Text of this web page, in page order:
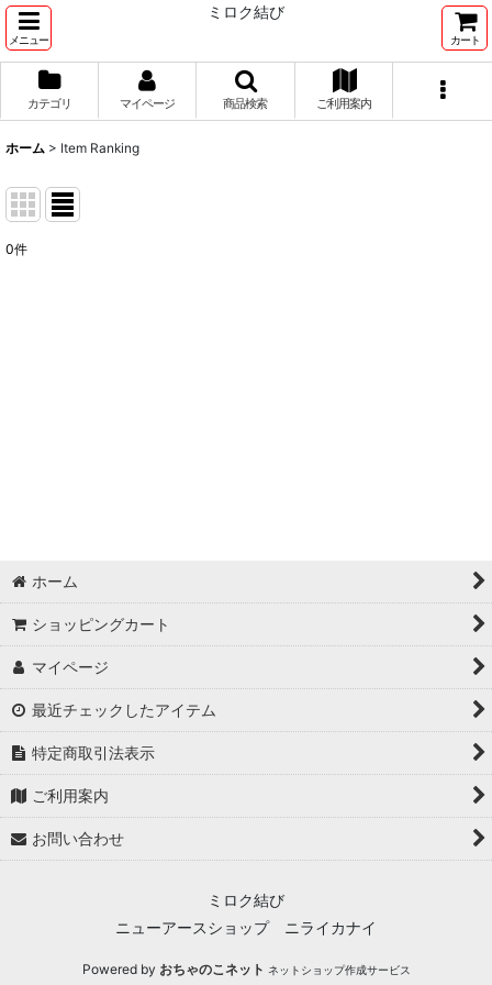
メニュー
ミロク結び
カート
カテゴリ マイページ 商品検索 ご利用案内
ホーム > Item Ranking
0件
ホーム
ショッピングカート
マイページ
最近チェックしたアイテム
特定商取引法表示
ご利用案内
お問い合わせ
ミロク結び
ニューアースショップ ニライカナイ
Powered by おちゃのこネット ネットショップ作成サービス